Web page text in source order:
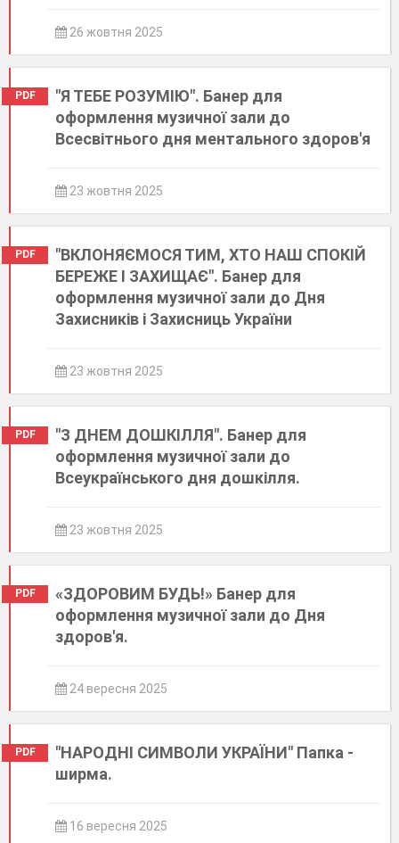
26 жовтня 2025
PDF
"Я ТЕБЕ РОЗУМІЮ". Банер для
оформлення музичної зали до
Всесвітнього дня ментального здоров'я
23 жовтня 2025
PDF
"ВКЛОНЯЄМОСЯ ТИМ, ХТО НАШ СПОКІЙ
БЕРЕЖЕ І ЗАХИЩАЄ". Банер для
оформлення музичної зали до Дня
Захисників і Захисниць України
23 жовтня 2025
PDF
"З ДНЕМ ДОШКІЛЛЯ". Банер для
оформлення музичної зали до
Всеукраїнського дня дошкілля.
23 жовтня 2025
PDF
«ЗДОРОВИМ БУДЬ!» Банер для
оформлення музичної зали до Дня
здоров'я.
24 вересня 2025
PDF
"НАРОДНІ СИМВОЛИ УКРАЇНИ" Папка -
ширма.
16 вересня 2025